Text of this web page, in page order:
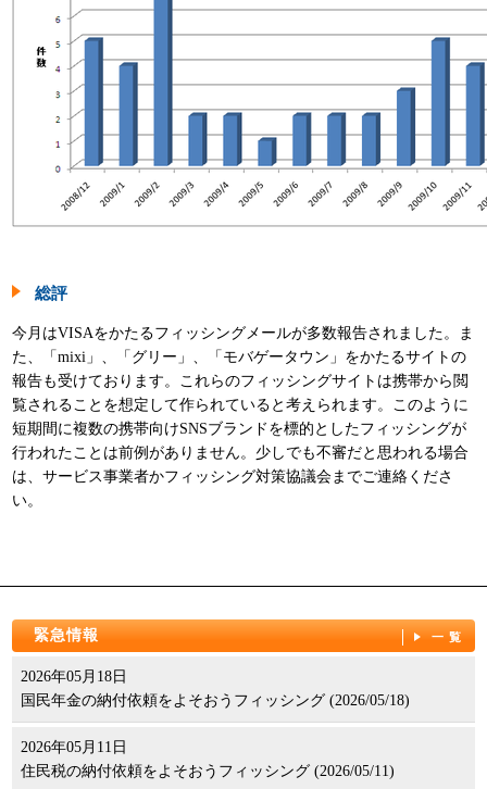
総評
今月はVISAをかたるフィッシングメールが多数報告されました。ま
た、「mixi」、「グリー」、「モバゲータウン」をかたるサイトの
報告も受けております。これらのフィッシングサイトは携帯から閲
覧されることを想定して作られていると考えられます。このように
短期間に複数の携帯向けSNSブランドを標的としたフィッシングが
行われたことは前例がありません。少しでも不審だと思われる場合
は、サービス事業者かフィッシング対策協議会までご連絡くださ
い。
緊急情報 一覧
2026年05月18日
国民年金の納付依頼をよそおうフィッシング (2026/05/18)
2026年05月11日
住民税の納付依頼をよそおうフィッシング (2026/05/11)